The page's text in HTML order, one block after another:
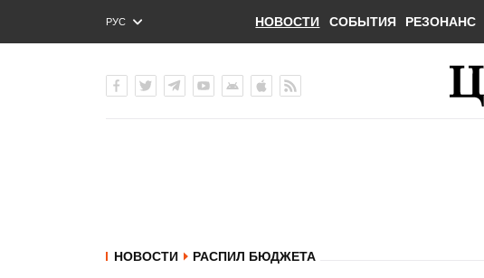
РУС
ENG
НОВОСТИ СОБЫТИЯ РЕЗОНАНС
НОВОСТИ РАСПИЛ БЮДЖЕТА